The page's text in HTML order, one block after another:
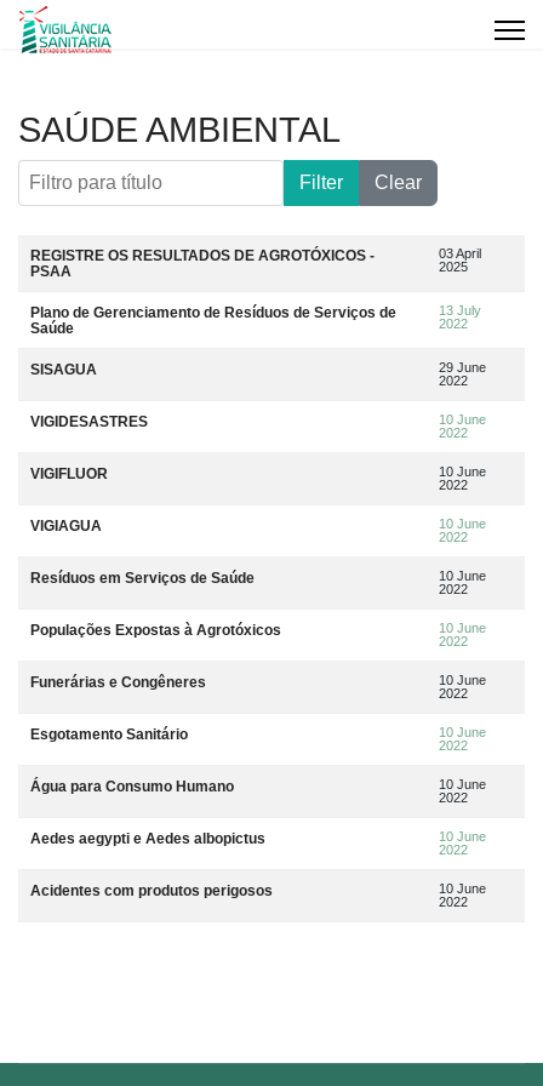
SAÚDE AMBIENTAL
Filtro para título
Filter Clear
Title Data da publicação
REGISTRE OS RESULTADOS DE AGROTÓXICOS -
PSAA
03 April
2025
Plano de Gerenciamento de Resíduos de Serviços de
Saúde
13 July
2022
SISAGUA
29 June
2022
VIGIDESASTRES
10 June
2022
VIGIFLUOR
10 June
2022
VIGIAGUA
10 June
2022
Resíduos em Serviços de Saúde
10 June
2022
Populações Expostas à Agrotóxicos
10 June
2022
Funerárias e Congêneres
10 June
2022
Esgotamento Sanitário
10 June
2022
Água para Consumo Humano
10 June
2022
Aedes aegypti e Aedes albopictus
10 June
2022
Acidentes com produtos perigosos
10 June
2022